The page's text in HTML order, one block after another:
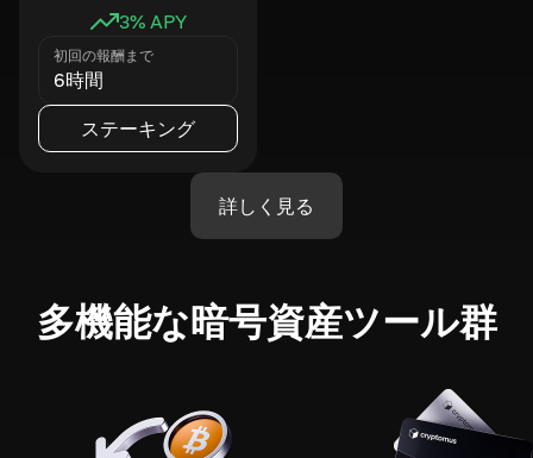
3% APY
初回の報酬まで
6時間
ステーキング
詳しく見る
多機能な暗号資産ツール群